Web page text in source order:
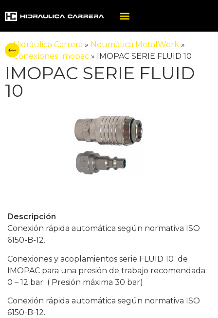
Hidráulica Carrera » Neumática MetalWork »
Conexiones Imopac » IMOPAC SERIE FLUID 10
IMOPAC SERIE FLUID
10
Descripción
Conexión rápida automática según normativa ISO
6150-B-12.
Conexiones y acoplamientos serie FLUID 10 de
IMOPAC para una presión de trabajo recomendada:
0 – 12 bar ( Presión máxima 30 bar)
Conexión rápida automática según normativa ISO
6150-B-12.